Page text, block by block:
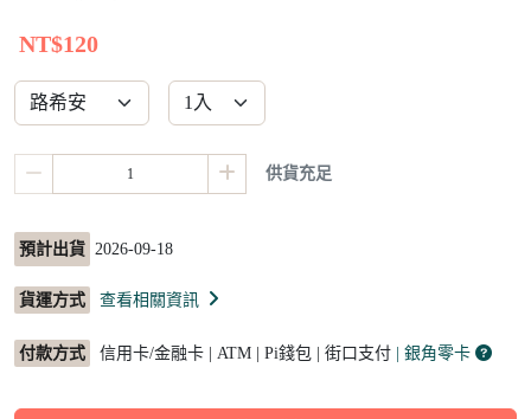
NT$120
供貨充足
預計出貨 2026-09-18
貨運方式 查看相關資訊
付款方式 信用卡/金融卡 | ATM | Pi錢包 | 街口支付 | 銀角零卡